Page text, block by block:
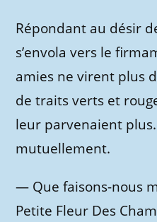
Répondant au désir
s’envola vers le
amies ne virent plus
de traits verts et
leur parvenaient
mutuellement.
— Que faisons-nous
Petite Fleur Des